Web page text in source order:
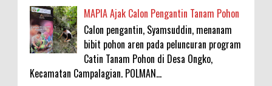
MAPIA Ajak Calon Pengantin Tanam Pohon
Calon pengantin, Syamsuddin, menanam
bibit pohon aren pada peluncuran program
Catin Tanam Pohon di Desa Ongko,
Kecamatan Campalagian. POLMAN...